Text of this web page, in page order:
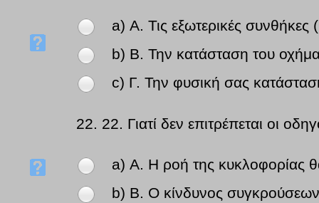
a) Α. Τις εξωτερικές συνθήκες
b) Β. Την κατάσταση του
c) Γ. Την φυσική σας
22. 22. Γιατί δεν επιτρέπεται οι
a) Α. Η ροή της κυκλοφορίας
b) Β. Ο κίνδυνος